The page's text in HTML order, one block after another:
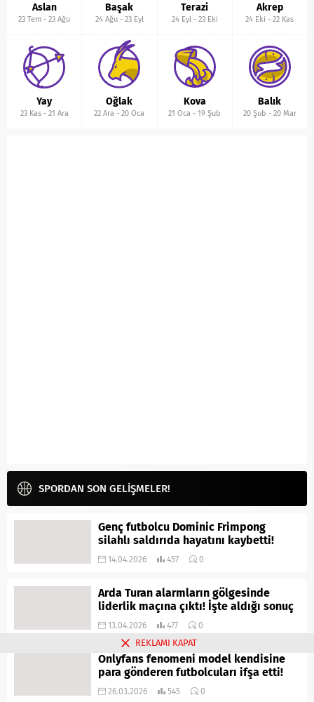
Aslan
23 Tem -23 Ağu
Başak
24 Ağu- 23 Eyl
Terazi
24 Eyl- 23 Eki
Akrep
24 Eki -22 Kas
Yay
23 Kas- 21 Ara
Oğlak
22 Ara -20 Oca
Kova
21 Oca -19 Şub
Balık
20 Şub - 20 Mar
SPORDAN SON GELİŞMELER!
Genç futbolcu Dominic Frimpong
silahlı saldırıda hayatını kaybetti!
14.04.2026 457 0
Arda Turan alarmların gölgesinde
liderlik maçına çıktı! İşte aldığı sonuç
13.04.2026 477 0
Onlyfans fenomeni model kendisine
para gönderen futbolcuları ifşa etti!
26.03.2026 545 0
REKLAMI KAPAT